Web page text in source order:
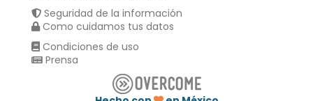
Seguridad de la información
Como cuidamos tus datos
Condiciones de uso
Prensa